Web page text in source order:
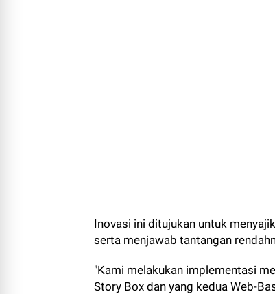
Inovasi ini ditujukan untuk
serta menjawab tantangan
"Kami melakukan implementasi
Story Box dan yang kedua Web-